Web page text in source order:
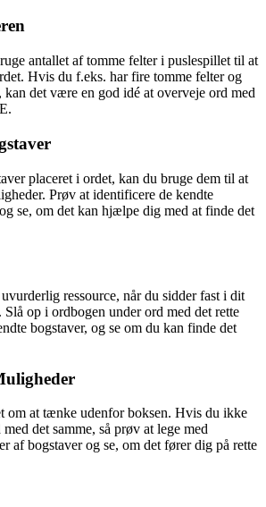
antallet af tomme felter i puslespillet til at
Hvis du f.eks. har fire tomme felter og
kan det være en god idé at overveje ord med
placeret i ordet, kan du bruge dem til at
Prøv at identificere de kendte
se, om det kan hjælpe dig med at finde det
ressource, når du sidder fast i dit
op i ordbogen under ord med det rette
bogstaver, og se om du kan finde det
om at tænke udenfor boksen. Hvis du ikke
det samme, så prøv at lege med
af bogstaver og se, om det fører dig på rette